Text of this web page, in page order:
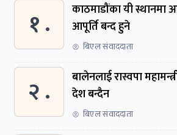
१ .
काठमाडौंका यी स्थानमा
आपूर्ति बन्द हुने
बिएल संवाददाता
२ .
बालेनलाई रास्वपा
देश बन्दैन
बिएल संवाददाता